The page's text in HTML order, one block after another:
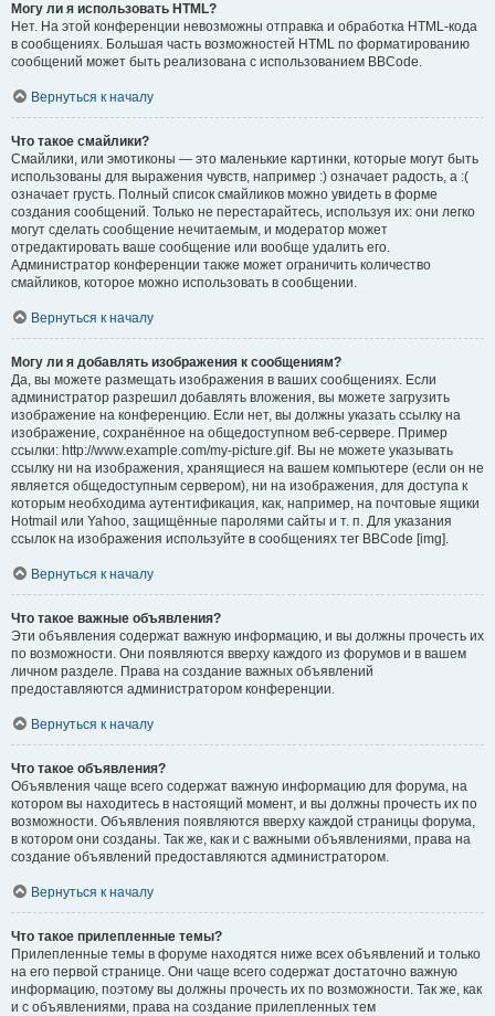
Могу ли я использовать HTML?
Нет. На этой конференции невозможны отправка и обработка HTML-кода
в сообщениях. Большая часть возможностей HTML по форматированию
сообщений может быть реализована с использованием BBCode.
Вернуться к началу
Что такое смайлики?
Смайлики, или эмотиконы — это маленькие картинки, которые могут быть
использованы для выражения чувств, например :) означает радость, а :(
означает грусть. Полный список смайликов можно увидеть в форме
создания сообщений. Только не перестарайтесь, используя их: они легко
могут сделать сообщение нечитаемым, и модератор может
отредактировать ваше сообщение или вообще удалить его.
Администратор конференции также может ограничить количество
смайликов, которое можно использовать в сообщении.
Вернуться к началу
Могу ли я добавлять изображения к сообщениям?
Да, вы можете размещать изображения в ваших сообщениях. Если
администратор разрешил добавлять вложения, вы можете загрузить
изображение на конференцию. Если нет, вы должны указать ссылку на
изображение, сохранённое на общедоступном веб-сервере. Пример
ссылки: http://www.example.com/my-picture.gif. Вы не можете указывать
ссылку ни на изображения, хранящиеся на вашем компьютере (если он не
является общедоступным сервером), ни на изображения, для доступа к
которым необходима аутентификация, как, например, на почтовые ящики
Hotmail или Yahoo, защищённые паролями сайты и т. п. Для указания
ссылок на изображения используйте в сообщениях тег BBCode [img].
Вернуться к началу
Что такое важные объявления?
Эти объявления содержат важную информацию, и вы должны прочесть их
по возможности. Они появляются вверху каждого из форумов и в вашем
личном разделе. Права на создание важных объявлений
предоставляются администратором конференции.
Вернуться к началу
Что такое объявления?
Объявления чаще всего содержат важную информацию для форума, на
котором вы находитесь в настоящий момент, и вы должны прочесть их по
возможности. Объявления появляются вверху каждой страницы форума,
в котором они созданы. Так же, как и с важными объявлениями, права на
создание объявлений предоставляются администратором.
Вернуться к началу
Что такое прилепленные темы?
Прилепленные темы в форуме находятся ниже всех объявлений и только
на его первой странице. Они чаще всего содержат достаточно важную
информацию, поэтому вы должны прочесть их по возможности. Так же, как
и с объявлениями, права на создание прилепленных тем